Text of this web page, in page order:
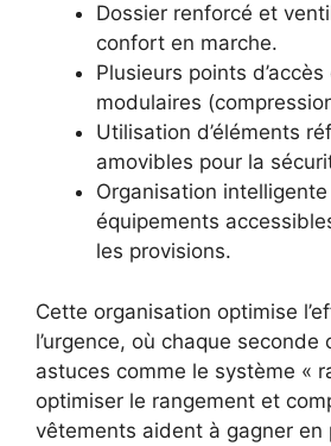
Dossier renforcé et
confort en marche.
Plusieurs points
modulaires
Utilisation d’éléments
amovibles pour la
Organisation
équipements
les provisions.
Cette organisation optimise
l’urgence, où chaque seconde
astuces comme le système «
optimiser le rangement et
vêtements aident à gagner en